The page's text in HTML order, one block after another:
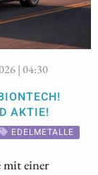
| 04:30
AKTIE!
EDELMETALLE
einer